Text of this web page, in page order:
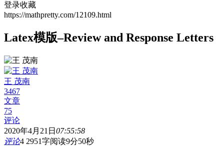
登录收藏
https://mathpretty.com/12109.html
Latex模版–Review and Response Letters
王 茂南
3467
文章
75
评论
2020年4月21日 07:55:58
评论4 2951字阅读9分50秒